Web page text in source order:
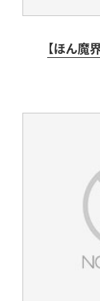
【ほん魔